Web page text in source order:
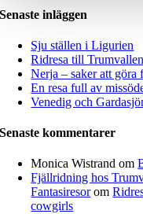
Senaste inläggen
Sju ställen i Ligurien
Ridresa till
Nerja – saker att göra
En resa full av
Venedig och
Senaste kommentarer
Monica Wistrand om
Fjällridning hos
Fantasiresorom
cowgirls